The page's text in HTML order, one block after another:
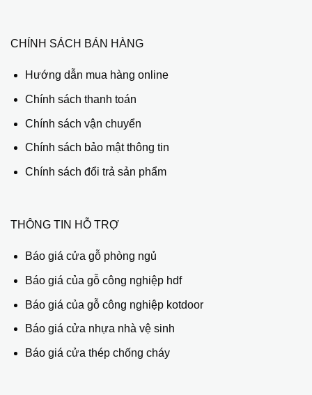
CHÍNH SÁCH BÁN HÀNG
Hướng dẫn mua hàng online
Chính sách thanh toán
Chính sách vận chuyển
Chính sách bảo mật thông tin
Chính sách đổi trả sản phẩm
THÔNG TIN HỖ TRỢ
Báo giá cửa gỗ phòng ngủ
Báo giá của gỗ công nghiệp hdf
Báo giá của gỗ công nghiệp kotdoor
Báo giá cửa nhựa nhà vệ sinh
Báo giá cửa thép chống cháy